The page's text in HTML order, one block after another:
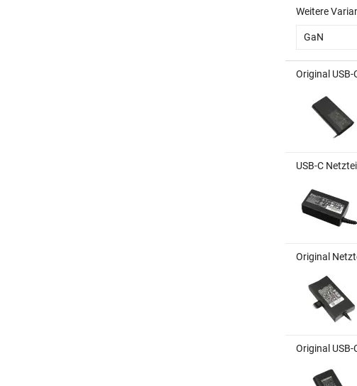
Weitere
GaN
Original
USB-C
Original
Original